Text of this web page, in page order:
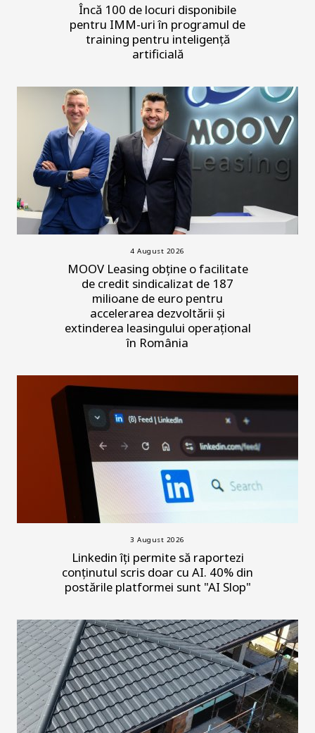
Încă 100 de locuri disponibile
pentru IMM-uri în programul de
training pentru inteligență
artificială
4 August 2026
MOOV Leasing obține o facilitate
de credit sindicalizat de 187
milioane de euro pentru
accelerarea dezvoltării și
extinderea leasingului operațional
în România
3 August 2026
Linkedin îți permite să raportezi
conținutul scris doar cu AI. 40% din
postările platformei sunt "AI Slop"